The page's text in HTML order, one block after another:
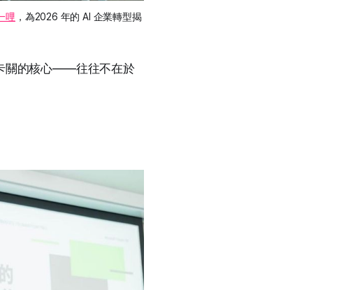
哩 ，為2026 年的 AI 企業轉型揭
關的核心——往往不在於